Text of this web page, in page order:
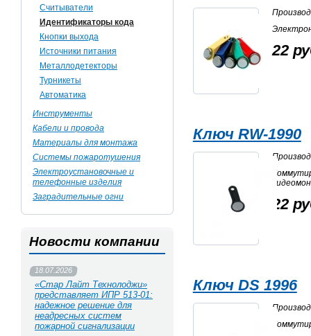
Считыватели
Идентификаторы кода
Кнопки выхода
Источники питания
Металлодетекторы
Турникеты
Автоматика
Инструменты
Кабели и провода
Материалы для монтажа
Системы пожаротушения
Электроустановочные и
телефонные изделия
Заградительные огни
Новости компании
18.07.2026
«Стар Лайт Технолоджи»
представляет ИПР 513‑01:
надежное решение для
неадресных систем
пожарной сигнализации
22
Ключ RW-1990
22
Ключ DS 1996